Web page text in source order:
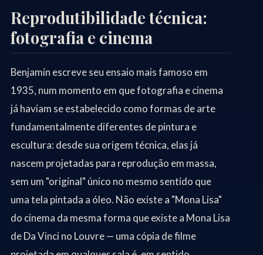
Reprodutibilidade técnica:
fotografia e cinema
Benjamin escreve seu ensaio mais famoso em
1935, num momento em que fotografia e cinema
já haviam se estabelecido como formas de arte
fundamentalmente diferentes de pintura e
escultura: desde sua origem técnica, elas já
nascem projetadas para reprodução em massa,
sem um "original" único no mesmo sentido que
uma tela pintada a óleo. Não existe a "Mona Lisa"
do cinema da mesma forma que existe a Mona Lisa
de Da Vinci no Louvre — uma cópia de filme